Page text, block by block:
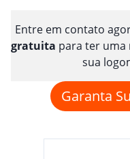
Entre em contato
gratuita para ter uma
sua
Garanta